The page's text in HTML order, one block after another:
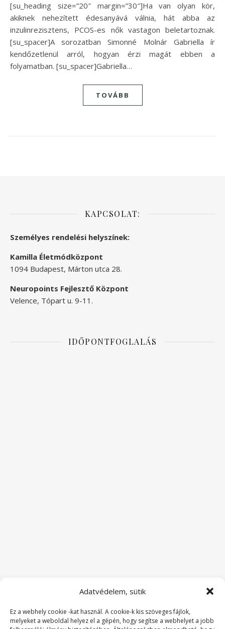
Adatvédelem, sütik
Ez a webhely cookie -kat használ. A cookie-k kis szöveges fájlok,
melyeket a weboldal helyez el a gépén, hogy segítse a webhelyet a jobb
[su_heading size=”20″ margin=”30″]Ha van olyan kör,
akiknek nehezített édesanyává válnia, hát abba az
inzulinrezisztens, PCOS-es nők vastagon beletartoznak.
[su_spacer]A sorozatban Simonné Molnár Gabriella ír
kendőzetlenül arról, hogyan érzi magát ebben a
folyamatban. [su_spacer]Gabriella…
TOVÁBB
KAPCSOLAT:
Személyes rendelési helyszínek:
Kamilla Életmódközpont
1094 Budapest, Márton utca 28.
Neuropoints Fejlesztő Központ
Velence, Tópart u. 9-11.
IDŐPONTFOGLALÁS